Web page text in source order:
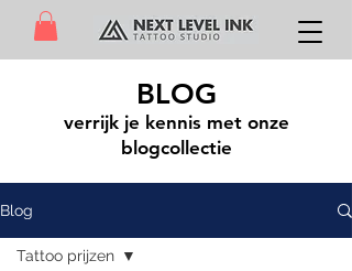
BLOG
verrijk je kennis met onze
blogcollectie
Blog
Tattoo prijzen